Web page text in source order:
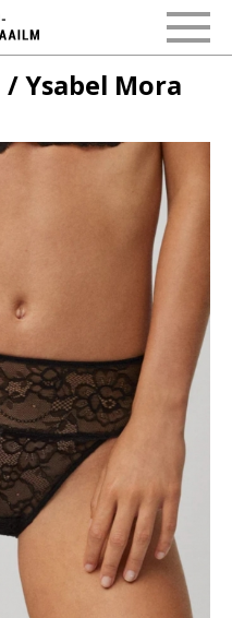
/ Ysabel Mora